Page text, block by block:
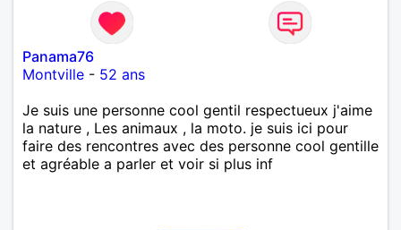
Panama76
Montville - 52 ans
Je suis une personne cool gentil respectueux j'aime
la nature , Les animaux , la moto. je suis ici pour
faire des rencontres avec des personne cool gentille
et agréable a parler et voir si plus inf